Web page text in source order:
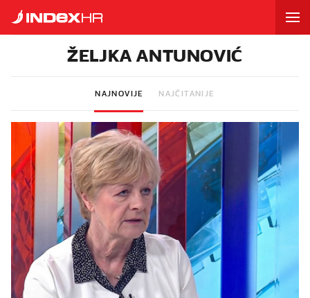
ŽELJKA ANTUNOVIĆ
NAJNOVIJE NAJČITANIJE